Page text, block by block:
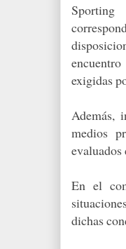
exigidas
Además,
medios
evaluados
En el
dichas